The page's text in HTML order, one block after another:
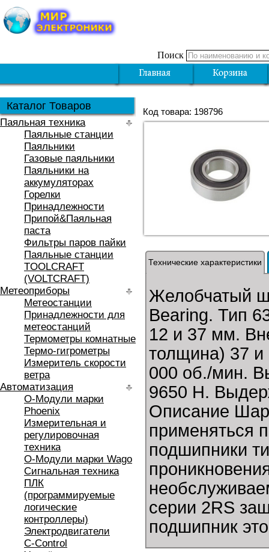
Поиск
Каталог Товаров
Паяльная техника
Паяльные станции
Паяльники
Газовые паяльники
Паяльники на
аккумуляторах
Горелки
Принадлежности
Припой&Паяльная
паста
Фильтры паров пайки
Паяльные станции
TOOLCRAFT
(VOLTCRAFT)
Метеоприборы
Метеостанции
Принадлежности для
метеостанций
Термометры комнатные
Термо-гигрометры
Измеритель скорости
ветра
Автоматизация
O-Модули марки
Phoenix
Измерительная и
регулировочная
техника
O-Модули марки Wago
Сигнальная техника
ПЛК
(программируемые
логические
контроллеры)
Электродвигатели
C-Control
Код товара: 198796
Технические характеристики
Желобчатый
Bearing. Тип
12 и 37 мм.
толщина) 37
000 об./мин.
9650 Н.
Описание
применяться
подшипники
серии 2RS
подшипник